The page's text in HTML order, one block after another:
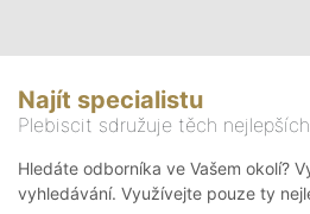
Najít specialistu
Plebiscit sdružuje těch
Hledáte odborníka ve Vašem okolí?
vyhledávání. Využívejte pouze ty